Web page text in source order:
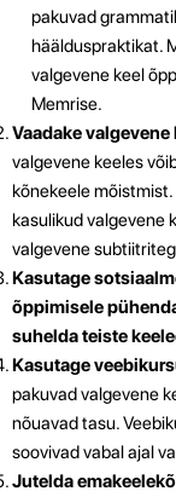
pakuvad
häälduspraktikat.
valgevene keel
Memrise.
Vaadake
valgevene keeles
kõnekeele mõistmist.
kasulikud valgevene
valgevene
Kasutage
õppimisele
suhelda teiste
Kasutage
pakuvad valgevene
nõuavad tasu.
soovivad vabal ajal
Jutelda